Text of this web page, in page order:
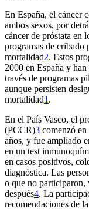
En España, el cáncer
ambos sexos, por
cáncer de próstata en
programas de cribado
mortalidad2. Estos
2000 en España y
través de programas
aunque persisten
mortalidad1 .
En el País Vasco, el
(PCCR)3 comenzó
años, y fue ampliado
en un test
en casos positivos,
diagnóstica. Las
o que no participaron,
después4. La
recomendaciones de